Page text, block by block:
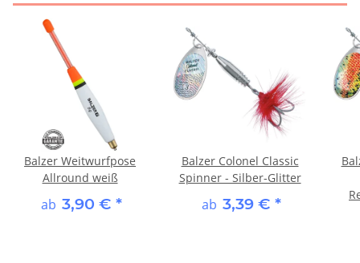
Balzer Weitwurfpose
Allround weiß
ab 3,90 € *
Balzer Colonel Classic
Spinner - Silber-Glitter
ab 3,39 € *